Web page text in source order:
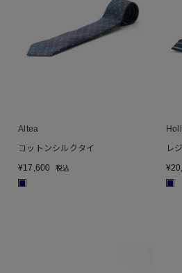
Altea
コットンシルクタイ
¥17,600 税込
■
レ
¥
■